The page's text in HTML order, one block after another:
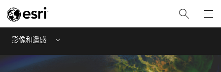
影像和遥感 Menu